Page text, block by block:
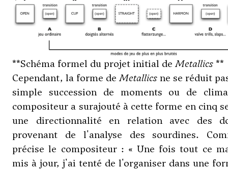
**Schéma formel du projet initial deMetallics**
Cependant, la forme deMetallicsne se réduit
simple succession de moments ou de
compositeur a surajouté à cette forme en cinq
une directionnalité en relation avec des
provenant de l'analyse des sourdines.
précise le compositeur : « Une fois tout ce
mis à jour, j'ai tenté de l'organiser dans une